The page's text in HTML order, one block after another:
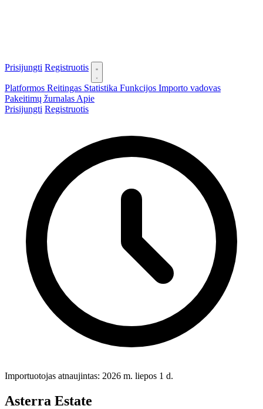
Prisijungti Registruotis
Platformos Reitingas Statistika Funkcijos Importo vadovas
Pakeitimų žurnalas Apie
Prisijungti Registruotis
Importuotojas atnaujintas: 2026 m. liepos 1 d.
Asterra Estate